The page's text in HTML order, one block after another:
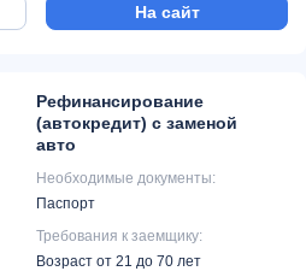
На сайт
Рефинансирование
(автокредит) с заменой
авто
Необходимые документы:
Паспорт
Требования к заемщику:
Возраст от 21 до 70 лет